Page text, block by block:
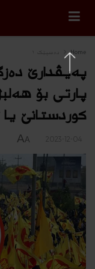
Home دەسپێک ١
په‌یڤدارێ
پارتى بۆ
كوردستانێ یا
2023-12-04
A
A